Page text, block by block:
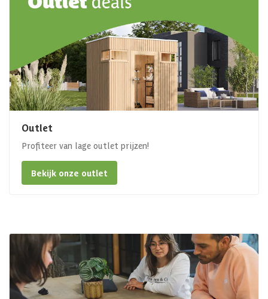
Outlet
Profiteer van lage outlet prijzen!
Bekijk onze outlet